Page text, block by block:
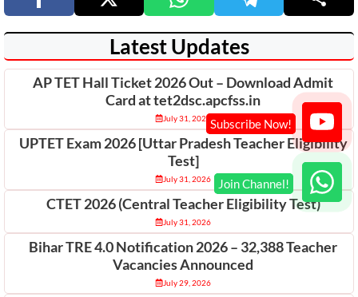
Latest Updates
AP TET Hall Ticket 2026 Out – Download Admit
Card at tet2dsc.apcfss.in
July 31, 2026
UPTET Exam 2026 [Uttar Pradesh Teacher Eligibility
Test]
July 31, 2026
CTET 2026 (Central Teacher Eligibility Test)
July 31, 2026
Bihar TRE 4.0 Notification 2026 – 32,388 Teacher
Vacancies Announced
July 29, 2026